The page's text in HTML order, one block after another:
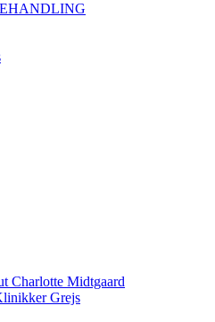
Charlotte Midtgaard
Grejs